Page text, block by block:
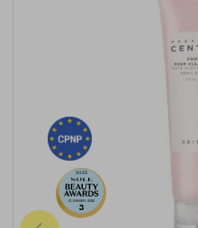
2025
CLEANSER-2025
3